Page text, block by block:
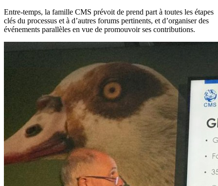
Entre-temps, la famille CMS prévoit de prend part à toutes les étapes
clés du processus et à d’autres forums pertinents, et d’organiser des
événements parallèles en vue de promouvoir ses contributions.